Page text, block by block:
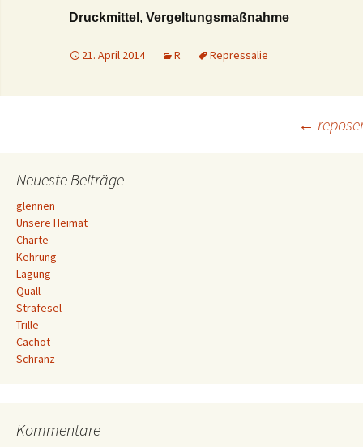
Druckmittel , Vergeltungsmaßnahme
21. April 2014 R Repressalie
Navigation
←
Neueste Beiträge
glennen
Unsere Heimat
Charte
Kehrung
Lagung
Quall
Strafesel
Trille
Cachot
Schranz
Kommentare